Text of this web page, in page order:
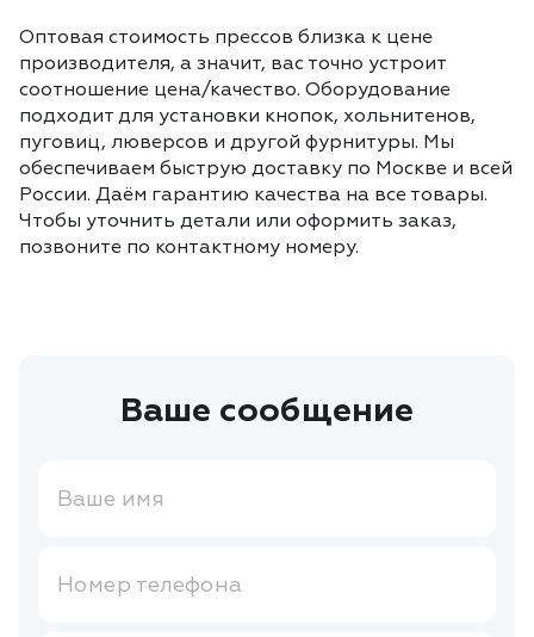
Оптовая стоимость прессов близка к цене
производителя, а значит, вас точно устроит
соотношение цена/качество. Оборудование
подходит для установки кнопок, хольнитенов,
пуговиц, люверсов и другой фурнитуры. Мы
обеспечиваем быструю доставку по Москве и всей
России. Даём гарантию качества на все товары.
Чтобы уточнить детали или оформить заказ,
позвоните по контактному номеру.
Ваше сообщение
Ваше имя
Номер телефона